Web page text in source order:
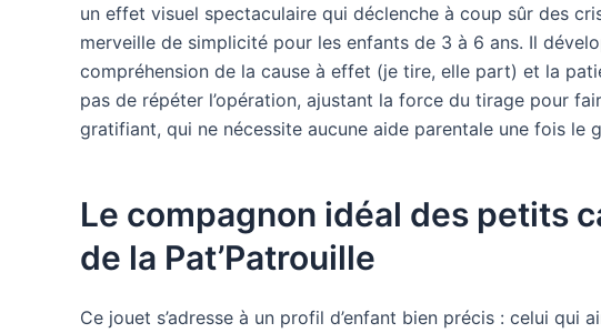
un effet visuel spectaculaire qui déclenche à coup sûr des
merveille de simplicité pour les enfants de 3 à 6 ans. Il
compréhension de la cause à effet (je tire, elle part) et la
pas de répéter l’opération, ajustant la force du tirage pour
gratifiant, qui ne nécessite aucune aide parentale une fois le
Le compagnon idéal des petits
de la Pat’Patrouille
Ce jouet s’adresse à un profil d’enfant bien précis : celui qui